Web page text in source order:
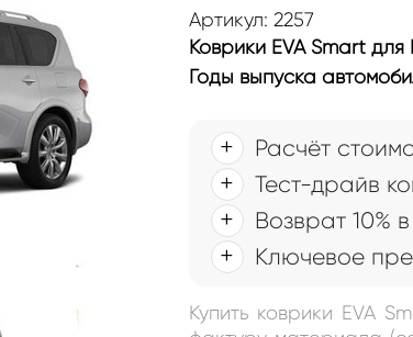
Артикул: 2257
Коврики EVA Smart для
Годы выпуска
Расчёт
Тест-драйв
Возврат 10%
Ключевое
Купить коврики EVA